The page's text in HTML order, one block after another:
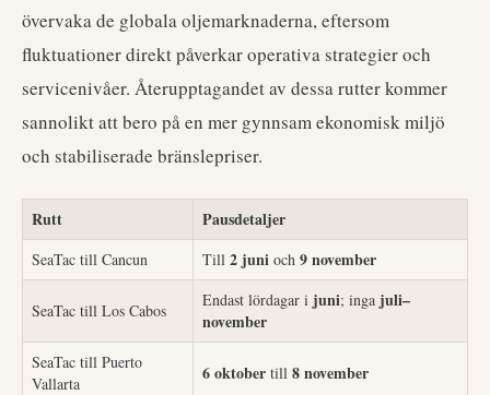
övervaka de globala oljemarknaderna, eftersom
fluktuationer direkt påverkar operativa strategier och
servicenivåer. Återupptagandet av dessa rutter kommer
sannolikt att bero på en mer gynnsam ekonomisk miljö
och stabiliserade bränslepriser.
Rutt Pausdetaljer
SeaTac till Cancun Till 2 juni och 9 november
SeaTac till Los Cabos
Endast lördagar i juni; inga juli–
november
SeaTac till Puerto
Vallarta
6 oktober till 8 november